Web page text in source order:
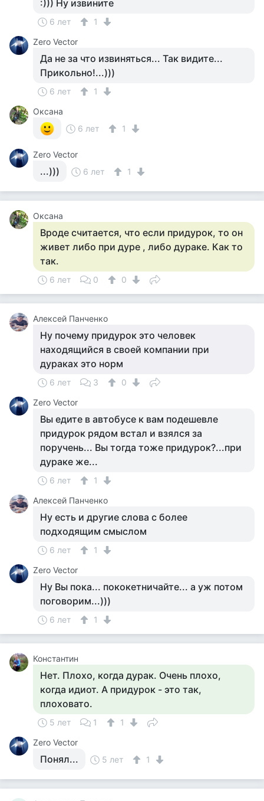
:))) Ну извините
6 лет
1
Zero Vector
Да не за что извиняться... Так видите...
Прикольно!...)))
6 лет
1
Оксана
6 лет
1
Zero Vector
...))) 6 лет 1
Оксана
Вроде считается, что если придурок, то он
живет либо при дуре , либо дураке. Как то
так.
6 лет 0 0
Алексей Панченко
Ну почему придурок это человек
находящийся в своей компании при
дураках это норм
6 лет 3
0
Zero Vector
Вы едите в автобусе к вам подешевле
придурок рядом встал и взялся за
поручень... Вы тогда тоже придурок?...при
дураке же...
6 лет
1
Алексей Панченко
Ну есть и другие слова с более
подходящим смыслом
6 лет
1
Zero Vector
Ну Вы пока... пококетничайте... а уж потом
поговорим...)))
6 лет 1
Константин
Нет. Плохо, когда дурак. Очень плохо,
когда идиот. А придурок - это так,
плоховато.
5 лет 1
1
Zero Vector
Понял... 5 лет 1